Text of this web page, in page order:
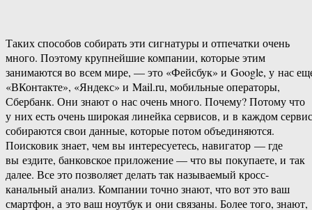
Таких способов собирать эти сигнатуры и отпечатки очень
много. Поэтому крупнейшие компании, которые этим
занимаются во всем мире, — это «Фейсбук» и Google, у нас
«ВКонтакте», «Яндекс» и Mail.ru, мобильные операторы,
Сбербанк. Они знают о нас очень много. Почему? Потому что
у них есть очень широкая линейка сервисов, и в каждом
собираются свои данные, которые потом объединяются.
Поисковик знает, чем вы интересуетесь, навигатор — где
вы ездите, банковское приложение — что вы покупаете, и так
далее. Все это позволяет делать так называемый кросс-
канальный анализ. Компании точно знают, что вот это ваш
смартфон, а это ваш ноутбук и они связаны. Более того, знают,